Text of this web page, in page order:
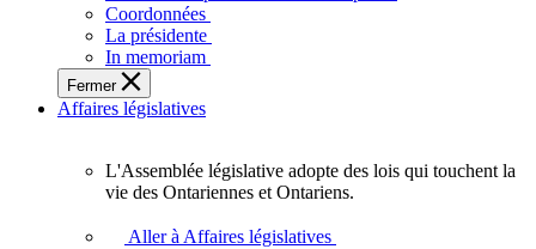
représentent
sein
de
l'Assemblée
législative
l'Ontario.
Coordonnées
La présidente
In memoriam
Fermer
Affaires législatives
L'Assemblée
adopte
L'Assemblée législative adopte des lois qui touchent la
vie des Ontariennes et Ontariens.
Aller à Affaires législatives